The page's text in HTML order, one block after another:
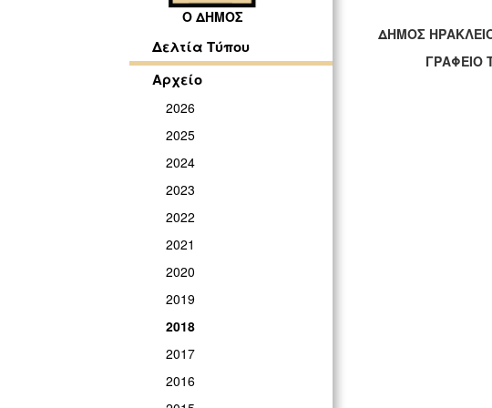
Ο ΔΗΜΟΣ
Δελτία Τύπου
Αρχείο
2026
2025
2024
2023
2022
2021
2020
2019
2018
2017
2016
ΔΗΜΟΣ
ΓΡΑΦΕΙΟ